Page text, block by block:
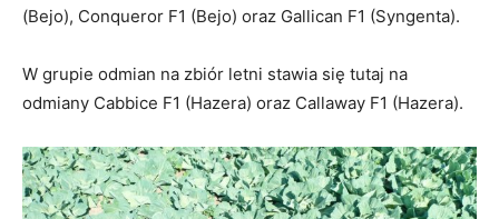
(Bejo), Conqueror F1 (Bejo) oraz Gallican F1 (Syngenta).
W grupie odmian na zbiór letni stawia się tutaj na
odmiany Cabbice F1 (Hazera) oraz Callaway F1 (Hazera).